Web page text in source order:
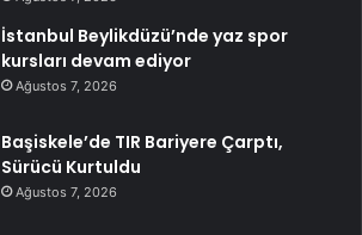
İstanbul Beylikdüzü’nde yaz spor
kursları devam ediyor
Ağustos 7, 2026
Başiskele’de TIR Bariyere Çarptı,
Sürücü Kurtuldu
Ağustos 7, 2026